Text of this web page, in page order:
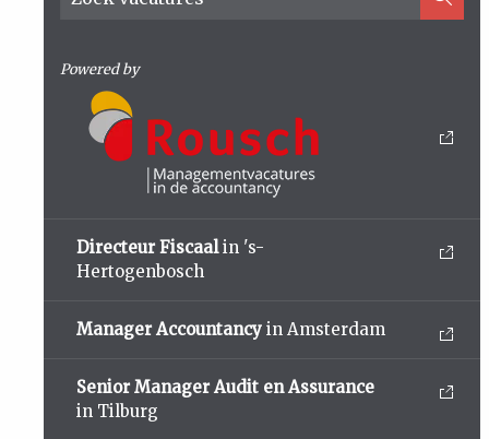
Powered by
Directeur Fiscaalin 's-
Hertogenbosch
Manager Accountancy in Amsterdam
Senior Manager Audit en Assurance
in Tilburg